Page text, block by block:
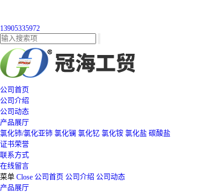
13905335972
公司首页
公司介绍
公司动态
产品展厅
氯化铈/氯化亚铈 氯化镧 氯化钇 氯化铵 氯化盐 碳酸盐
证书荣誉
联系方式
在线留言
菜单 Close 公司首页 公司介绍 公司动态
产品展厅